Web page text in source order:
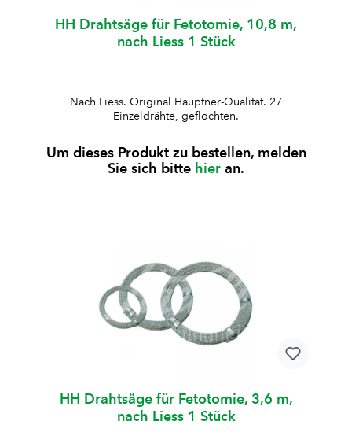
HH Drahtsäge für Fetotomie, 10,8 m,
nach Liess 1 Stück
Nach Liess. Original Hauptner-Qualität. 27
Einzeldrähte, geflochten.
Um dieses Produkt zu bestellen, melden
Sie sich bitte hier an.
HH Drahtsäge für Fetotomie, 3,6 m,
nach Liess 1 Stück